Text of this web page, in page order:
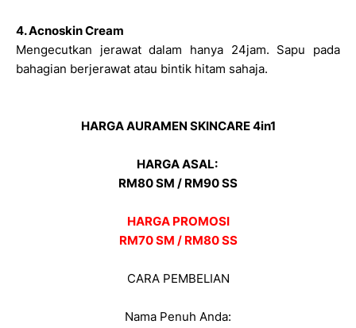
4. Acnoskin Cream
Mengecutkan jerawat dalam hanya 24jam. Sapu pada
bahagian berjerawat atau bintik hitam sahaja.
HARGA AURAMEN SKINCARE 4in1
HARGA ASAL:
RM80 SM / RM90 SS
HARGA PROMOSI
RM70 SM / RM80 SS
CARA PEMBELIAN
Nama Penuh Anda: